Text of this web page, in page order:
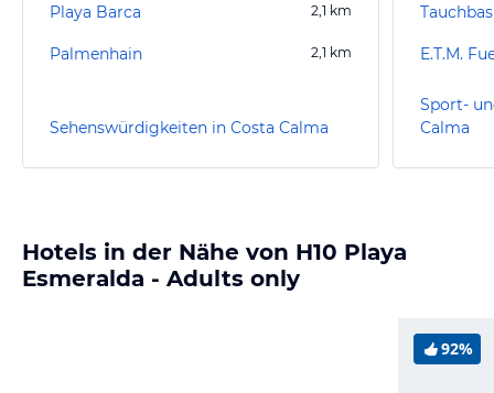
Playa Barca 2,1 km
Palmenhain 2,1 km
Sehenswürdigkeiten in Costa Calma
Sport-
Calma
Hotels in der Nähe von H10 Playa
Esmeralda - Adults only
92%